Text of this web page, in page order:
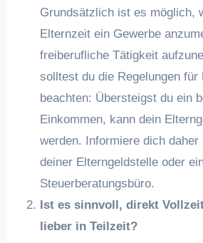
Grundsätzlich ist es möglich,
Elternzeit ein Gewerbe
freiberufliche Tätigkeit
solltest du die Regelungen für
beachten: Übersteigst du ein
Einkommen, kann dein
werden. Informiere dich
deiner Elterngeldstelle oder
Steuerberatungsbüro.
Ist es sinnvoll, direkt
lieber in Teilzeit?